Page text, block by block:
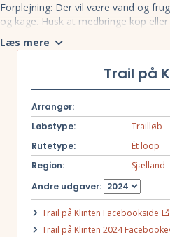
Forplejning: Der vil være vand og
og kage. Husk at medbringe kop
således atman kan få tiden for
fra stranden og op til toppen af klinten.
www.herlufsholm-orientering.dk/
Læs mere
Trail på
Arrangør:
Løbstype:
Trailløb
Rutetype:
Ét loop
Region:
Sjælland
Andre udgaver:
Trail på Klinten Facebookside
Trail på Klinten 2024